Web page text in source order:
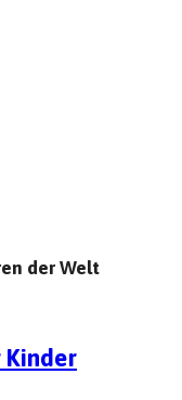
der Welt
Kinder